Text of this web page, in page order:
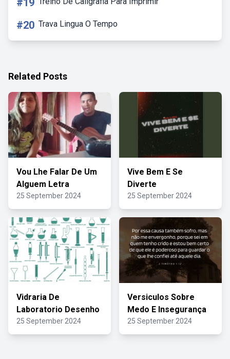
#19
#20 Trava Lingua O Tempo
Related Posts
Vou Lhe Falar De Um
Alguem Letra
25 September 2024
Vive Bem E Se
Diverte
25 September 2024
Vidraria De
Laboratorio Desenho
25 September 2024
Versiculos Sobre
Medo E Insegurança
25 September 2024